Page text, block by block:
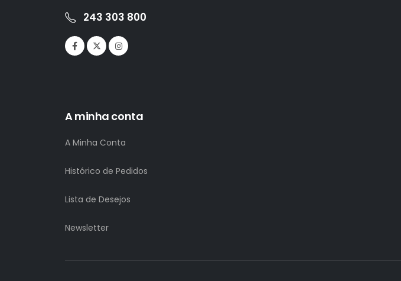
243 303 800
A minha conta
A Minha Conta
Histórico de Pedidos
Lista de Desejos
Newsletter